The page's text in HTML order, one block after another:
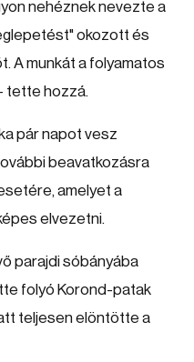
nehéznek nevezte a
okozott és
A munkát a folyamatos
tette hozzá.
pár napot vesz
beavatkozásra
amelyet a
elvezetni.
parajdi sóbányába
folyó Korond-patak
teljesen elöntötte a